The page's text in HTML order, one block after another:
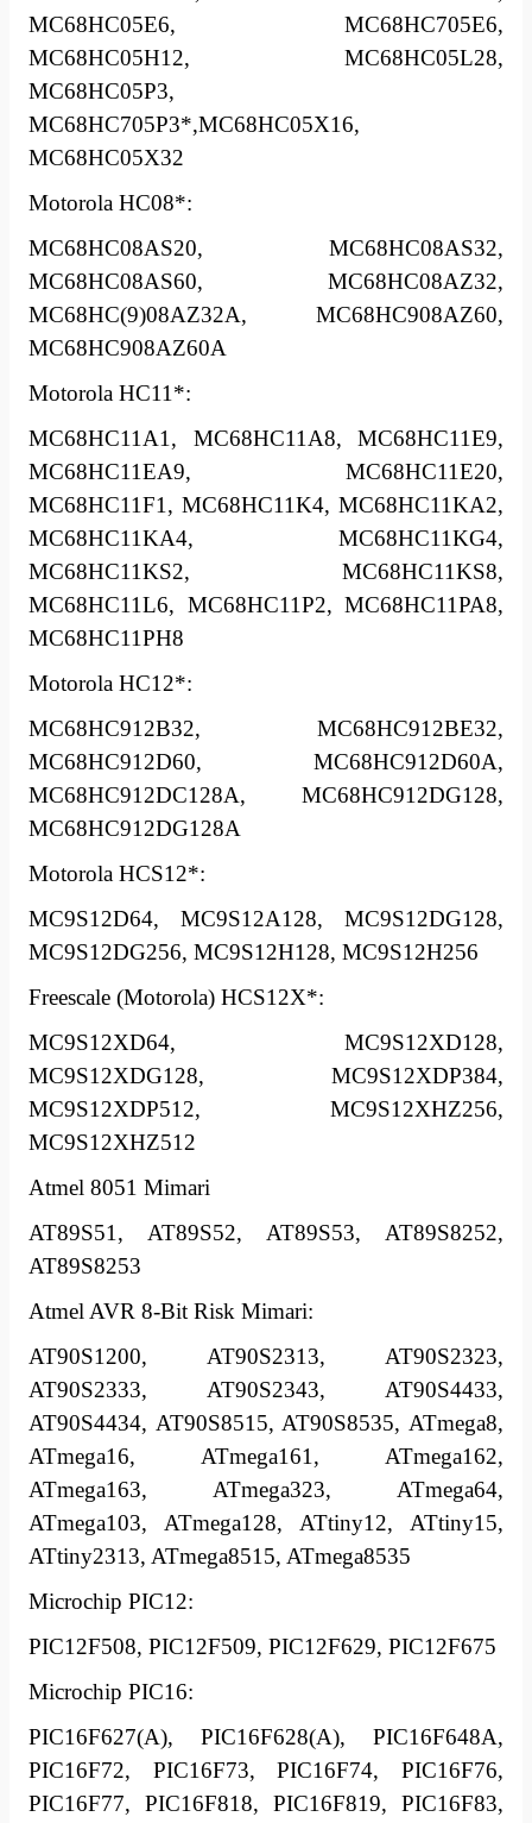
MC68HC05E6, MC68HC705E6,
MC68HC05H12, MC68HC05L28,
MC68HC05P3,
MC68HC705P3*,MC68HC05X16,
MC68HC05X32
Motorola HC08*:
MC68HC08AS20, MC68HC08AS32,
MC68HC08AS60, MC68HC08AZ32,
MC68HC(9)08AZ32A, MC68HC908AZ60,
MC68HC908AZ60A
Motorola HC11*:
MC68HC11A1, MC68HC11A8, MC68HC11E9,
MC68HC11EA9, MC68HC11E20,
MC68HC11F1, MC68HC11K4, MC68HC11KA2,
MC68HC11KA4, MC68HC11KG4,
MC68HC11KS2, MC68HC11KS8,
MC68HC11L6, MC68HC11P2, MC68HC11PA8,
MC68HC11PH8
Motorola HC12*:
MC68HC912B32, MC68HC912BE32,
MC68HC912D60, MC68HC912D60A,
MC68HC912DC128A, MC68HC912DG128,
MC68HC912DG128A
Motorola HCS12*:
MC9S12D64, MC9S12A128, MC9S12DG128,
MC9S12DG256, MC9S12H128, MC9S12H256
Freescale (Motorola) HCS12X*:
MC9S12XD64, MC9S12XD128,
MC9S12XDG128, MC9S12XDP384,
MC9S12XDP512, MC9S12XHZ256,
MC9S12XHZ512
Atmel 8051 Mimari
AT89S51, AT89S52, AT89S53, AT89S8252,
AT89S8253
Atmel AVR 8-Bit Risk Mimari:
AT90S1200, AT90S2313, AT90S2323,
AT90S2333, AT90S2343, AT90S4433,
AT90S4434, AT90S8515, AT90S8535, ATmega8,
ATmega16, ATmega161, ATmega162,
ATmega163, ATmega323, ATmega64,
ATmega103, ATmega128, ATtiny12, ATtiny15,
ATtiny2313, ATmega8515, ATmega8535
Microchip PIC12:
PIC12F508, PIC12F509, PIC12F629, PIC12F675
Microchip PIC16:
PIC16F627(A), PIC16F628(A), PIC16F648A,
PIC16F72, PIC16F73, PIC16F74, PIC16F76,
PIC16F77, PIC16F818, PIC16F819, PIC16F83,